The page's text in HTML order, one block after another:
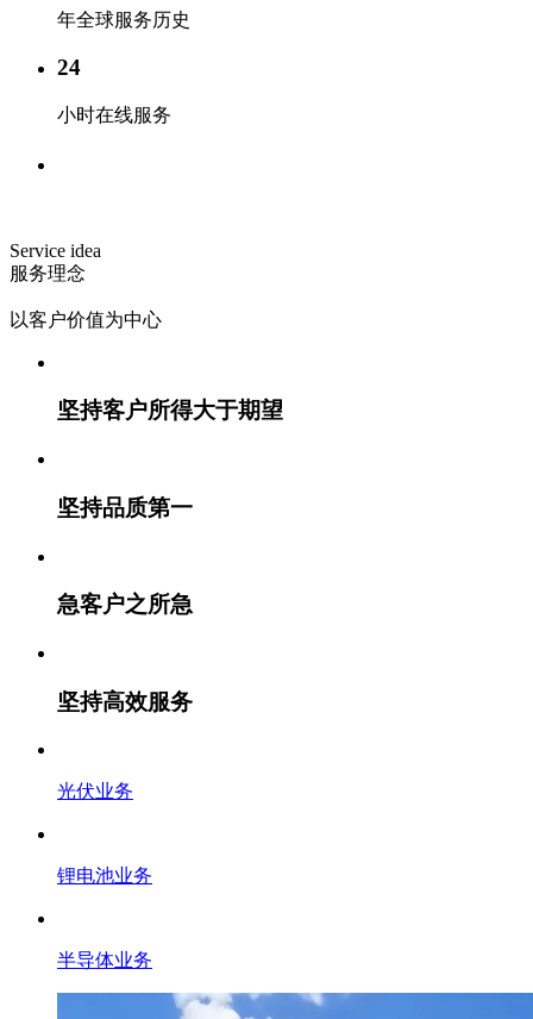
年全球服务历史
24
小时在线服务
Service idea
服务理念
以客户价值为中心
坚持客户所得大于期望
坚持品质第一
急客户之所急
坚持高效服务
光伏业务
锂电池业务
半导体业务